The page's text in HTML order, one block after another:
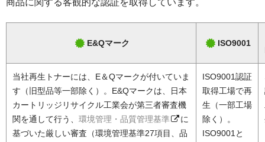
商品に関する客観的な認証を取得しています。
E&Qマーク ISO9001
当社再生トナーには、E＆Qマークが付いていま
す（旧型品等一部除く）。E&Qマークは、日本
カートリッジリサイクル工業会が第三者審査機
関を通して行う、 環境管理・品質管理基準
に
基づいた厳しい審査（環境管理基準27項目、品
ISO9001認証
取得工場で再
生（一部工場
除く）。
ISO9001と